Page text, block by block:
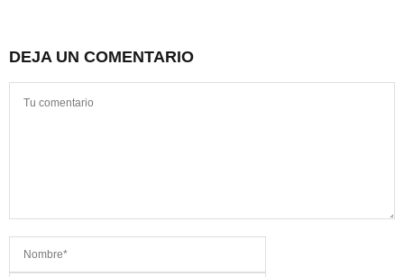
DEJA UN COMENTARIO